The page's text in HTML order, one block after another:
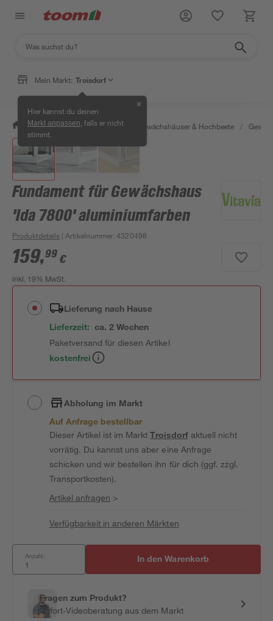
Mein Markt: Troisdorf
Hier kannst du deinen
Markt anpassen , falls er nicht
stimmt.
✕
/ Garten & Freizeit / Anzucht, Gewächshäuser & Hochbeete /
Fundament für Gewächshaus
'Ida 7800' aluminiumfarben
Produktdetails | Artikelnummer:4320498
159,99 €
inkl. 19% MwSt.
Lieferung nach Hause
Lieferzeit: ca. 2 Wochen
Paketversand für diesen Artikel
kostenfrei
Abholung im Markt
Auf Anfrage bestellbar
Dieser Artikel ist im MarktTroisdorfaktuell nicht
vorrätig. Du kannst uns aber eine Anfrage
schicken und wir bestellen ihn für dich (ggf. zzgl.
Transportkosten).
Artikel anfragen >
Verfügbarkeit in anderen Märkten
Anzahl: In den Warenkorb
Fragen zum Produkt?
Sofort-Videoberatung aus dem Markt